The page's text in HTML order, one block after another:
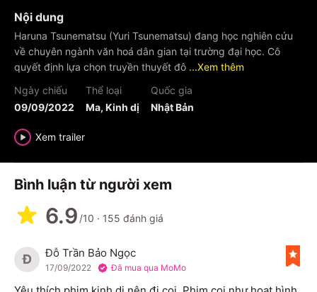
Nội dung
Haruna Tsunematsu (Yuri Tsunematsu) đang học nghiên cứu
về chuyên ngành văn hoá dân gian tại trường đại học. Cô
quyết định lựa chọn truyền thuyết đô ...Xem thêm
Ngày chiếu
09/09/2022
Thể loại
Ma, Kinh dị
Quốc gia
Nhật Bản
Xem trailer
Bình luận từ người xem
6.9 /10 · 155 đánh giá
Đ Đỗ Trần Bảo Ngọc
17/09/2022 Đã mua qua MoMo